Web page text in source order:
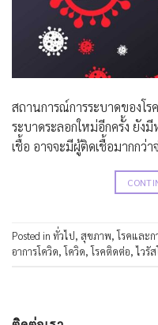
สถานการณ์การระบาดของโร
ระบาดระลอกใหม่อีกครั้ง ยัง
เชื้อ อาจจะมีผู้ติดเชื้อมากกว่า
Posted in ทั่วไป, สุขภาพ,โรคและ
อาการโควิด,โควิด,โรคติดต่อ, ไวรั